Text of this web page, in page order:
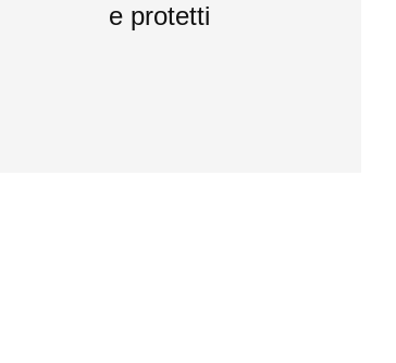
e protetti